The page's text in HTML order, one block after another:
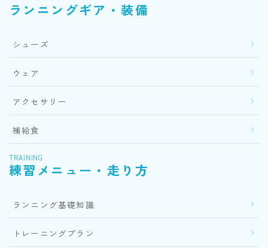
ランニングギア・装備
シューズ
ウェア
アクセサリー
補給食
TRAINING
練習メニュー・走り方
ランニング基礎知識
トレーニングプラン